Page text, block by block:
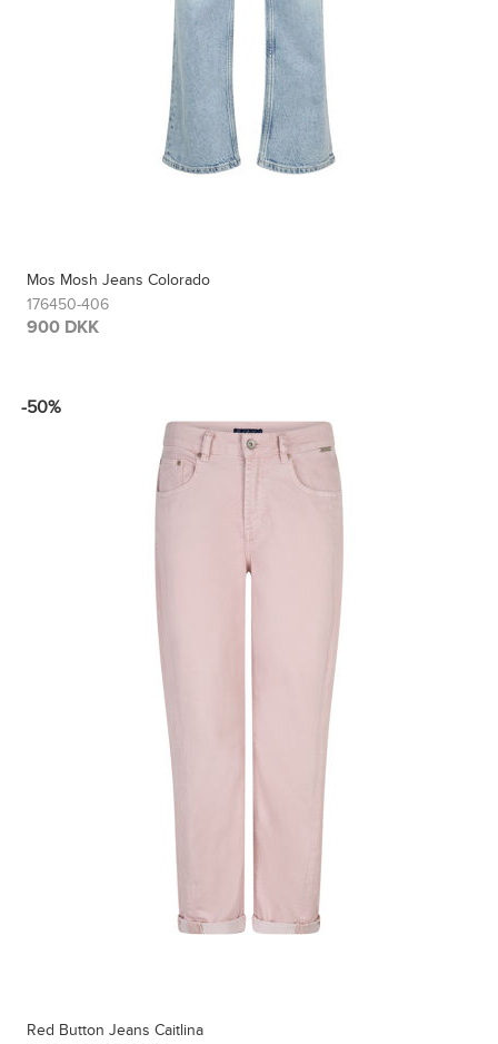
Mos Mosh Jeans Colorado
176450-406
900 DKK
-50%
Red Button Jeans Caitlina